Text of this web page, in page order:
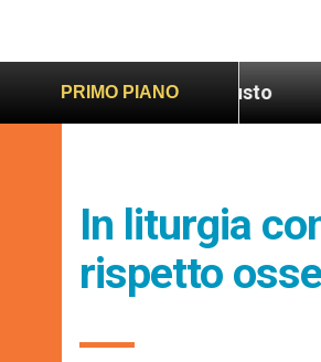
PRIMO PIANO
sano e giusto LEV:
In liturgia
rispetto